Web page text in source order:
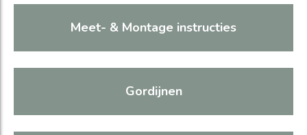
Meet- & Montage instructies
Gordijnen